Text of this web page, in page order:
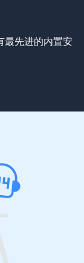
先进的内置安